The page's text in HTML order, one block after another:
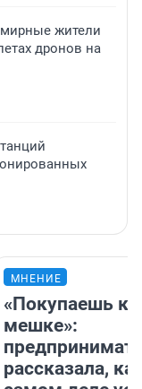
жители
дронов на
МНЕНИЕ
«Покупаешь
мешке»:
рассказала,